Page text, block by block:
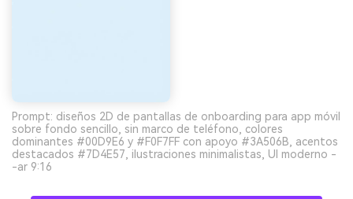
Prompt: diseños 2D de pantallas de onboarding para app móvil
sobre fondo sencillo, sin marco de teléfono, colores
dominantes #00D9E6 y #F0F7FF con apoyo #3A506B, acentos
destacados #7D4E57, ilustraciones minimalistas, UI moderno -
-ar 9:16